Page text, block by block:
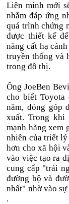
Liên minh mới
nhằm đáp ứng
quá trình chứng
được thiết kế
năng cất hạ
truyền thống và
trong đô thị.
Ông JoeBen
cho biết Toyota
năm, đóng góp
xuất. Trong khi
mạnh hãng xem
nhiên của triết
hơn cho xã hội
vào việc tạo ra
cung cấp "trải
đường bộ và
nhất" nhờ vào
.